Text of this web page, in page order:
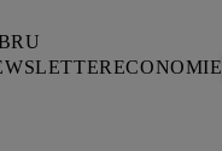
ECONOMIE